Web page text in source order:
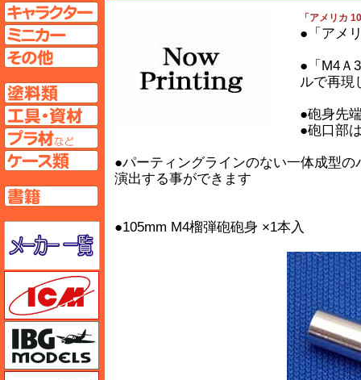
「アメリカ
●「アメ
●「M4Ａ
ルで再現
●砲身先
●砲口部
●パーティングラインのない一体成型
演出する事ができます
●105mm M4榴弾砲砲身 ×1本入
その他ページへ
塗料ページへ
ケースページへ
メーカー一覧のページはこちら